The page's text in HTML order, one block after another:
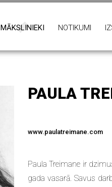
MĀKSLINIEKI NOTIKUMI
PAULA
www.paulatreimane.com
Paula Treimane ir
gada vasarā. Savus